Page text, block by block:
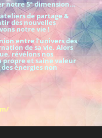
notre 5° dimension…
de partage &
des nouvelles
notre vie !
entre l’univers des
de sa vie. Alors
révélons nos
propre et saine valeur
énergies non